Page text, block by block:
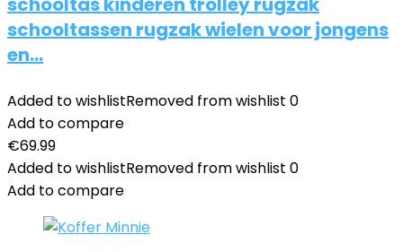
schooltassen rugzak wielen voor jongens
en…
Added to wishlistRemoved from wishlist 0
Add to compare
€69.99
Added to wishlistRemoved from wishlist 0
Add to compare